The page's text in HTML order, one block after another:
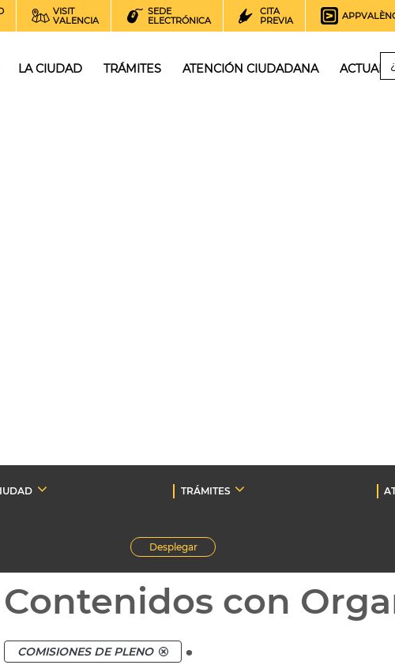
VISIT
VALENCIA
SEDE
ELECTRÓNICA
CITA
PREVIA
LA CIUDAD TRÁMITES ATENCIÓN CIUDADANA
TRÁMITES
Desplegar
Contenidos con
COMISIONES DE PLENO .